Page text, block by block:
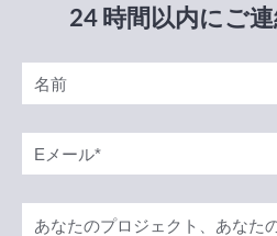
24 時間以内にご